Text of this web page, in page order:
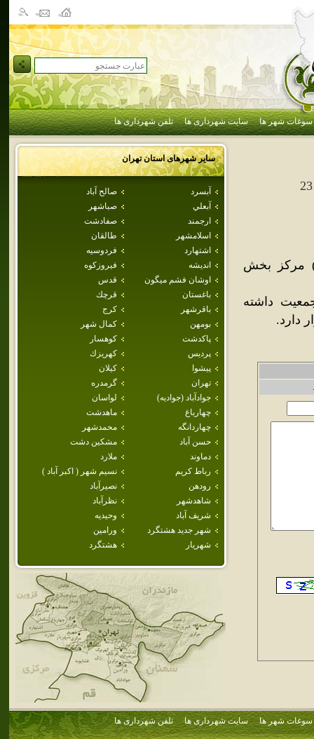
سوغات شهر ها سایت شهرداری ها تلفن شهرداری ها
سایر شهرهای استانتهران
آبسرد
صالح آباد
آبعلي
صباشهر
ارجمند
صفادشت
اسلامشهر
طالقان
اشتهارد
فردوسيه
انديشه
فيروزكوه
اوشان فشم ميگون
قدس
باغستان
قرچك
باقرشهر
كرج
بومهن
كمال شهر
پاكدشت
كوهسار
پرديس
كهريزك
پيشوا
كيلان
تهران
گرمدره
جوادآباد (جواديه)
لواسان
چهارباغ
ماهدشت
چهاردانگه
محمدشهر
حسن آباد
مشكين دشت
دماوند
ملارد
رباط كريم
نسيم شهر ( اكبر آباد )
رودهن
نصيرآباد
شاهدشهر
نظرآباد
شريف آباد
وحيديه
شهر جديد هشتگرد
ورامين
شهريار
هشتگرد
مرکز بخش
سال 1385، برابر 231,905 نفر جمعيت داشته
سوغات شهر ها سایت شهرداری ها تلفن شهرداری ها